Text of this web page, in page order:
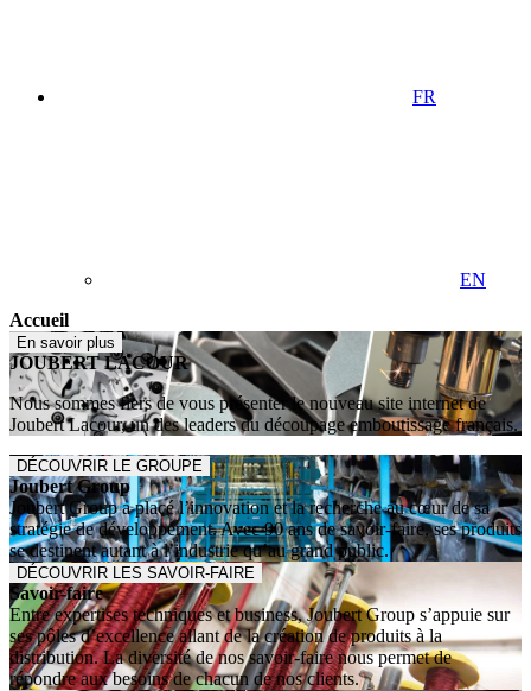
FR
EN
Accueil
En savoir plus
JOUBERT LACOUR
Nous sommes fiers de vous présenter le nouveau site internet de
Joubert Lacour, un des leaders du découpage emboutissage français.
DÉCOUVRIR LE GROUPE
Joubert Group
Joubert Group a placé l’innovation et la recherche au cœur de sa
stratégie de développement. Avec 90 ans de savoir-faire, ses produits
se destinent autant à l’industrie qu’au grand public.
DÉCOUVRIR LES SAVOIR-FAIRE
Savoir-faire
Entre expertises techniques et business, Joubert Group s’appuie sur
ses pôles d’excellence allant de la création de produits à la
distribution. La diversité de nos savoir-faire nous permet de
répondre aux besoins de chacun de nos clients.